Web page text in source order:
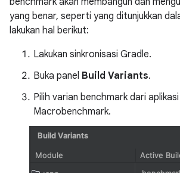
yang benar, seperti yang ditunjukkan
lakukan hal berikut:
Lakukan sinkronisasi Gradle.
Buka panel Build Variants.
Pilih varian benchmark dari
Macrobenchmark.